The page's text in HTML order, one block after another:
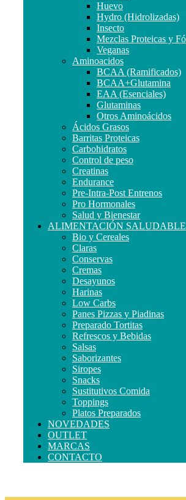
Huevo
Hydro (Hidrolizadas)
Insecto
Mezclas Proteicas y
Veganas
Aminoacidos
BCAA (Ramificados)
BCAA+Glutamina
EAA (Esenciales)
Glutaminas
Otros Aminoácidos
Ácidos Grasos
Barritas Proteicas
Carbohidratos
Control de peso
Creatinas
Endurance
Pre-Intra-Post Entrenos
Pro Hormonales
Salud y Bienestar
ALIMENTACIÓN SALUDABLE
Bio y Cereales
Claras
Conservas
Cremas
Desayunos
Harinas
Low Carbs
Panes Pizzas y Piadinas
Preparado Tortitas
Refrescos y Bebidas
Salsas
Saborizantes
Siropes
Snacks
Sustitutivos Comida
Toppings
Platos Preparados
NOVEDADES
OUTLET
MARCAS
CONTACTO